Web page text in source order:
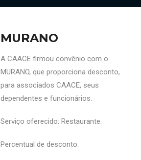
MURANO
A CAACE firmou convênio com o
MURANO, que proporciona desconto,
para associados CAACE, seus
dependentes e funcionários.
Serviço oferecido: Restaurante.
Percentual de desconto: